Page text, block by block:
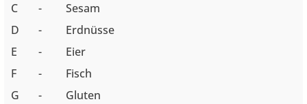
C
-
Sesam
D
-
Erdnüsse
E
-
Eier
F
-
Fisch
G
- Gluten